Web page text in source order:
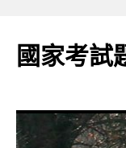
國家考試